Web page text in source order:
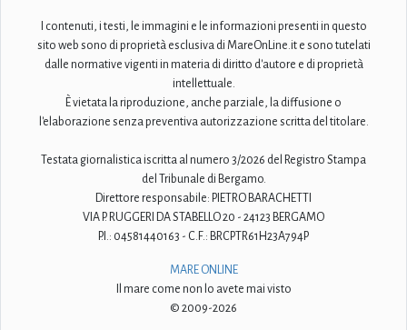
I contenuti, i testi, le immagini e le informazioni presenti in questo
sito web sono di proprietà esclusiva di MareOnLine.it e sono tutelati
dalle normative vigenti in materia di diritto d'autore e di proprietà
intellettuale.
È vietata la riproduzione, anche parziale, la diffusione o
l'elaborazione senza preventiva autorizzazione scritta del titolare.
Testata giornalistica iscritta al numero 3/2026 del Registro Stampa
del Tribunale di Bergamo.
Direttore responsabile: PIETRO BARACHETTI
VIA P. RUGGERI DA STABELLO 20 - 24123 BERGAMO
P.I.: 04581440163 - C.F.: BRCPTR61H23A794P
MARE ONLINE
Il mare come non lo avete mai visto
© 2009-2026